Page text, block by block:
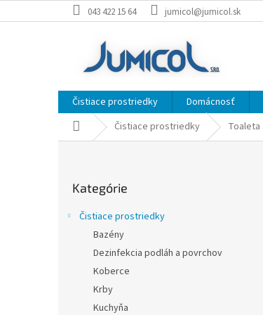
na
043 422 15 64 jumicol@jumicol.sk
Čistiace prostriedky Domácnosť
Domov Čistiace prostriedky Toaleta
kategórie
Kategórie
Čistiace prostriedky
Bazény
Dezinfekcia podláh a povrchov
Koberce
Krby
Kuchyňa